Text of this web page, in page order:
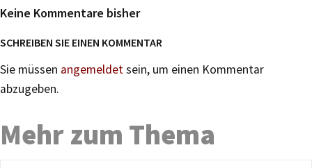
Keine Kommentare bisher
SCHREIBEN SIE EINEN KOMMENTAR
Sie müssen angemeldetsein, um einen Kommentar
abzugeben.
Mehr zum Thema